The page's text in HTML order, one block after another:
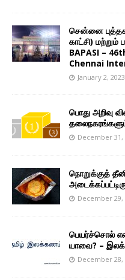
சென்னை
காட்சி) மற்றும்
BAPASI –
Chennai
January 2, 2023
பொது அறிவு
December 31,
நொறுக்குத்
December 29,
பெயர்ச்சொல்
யாவை? –
December 28,